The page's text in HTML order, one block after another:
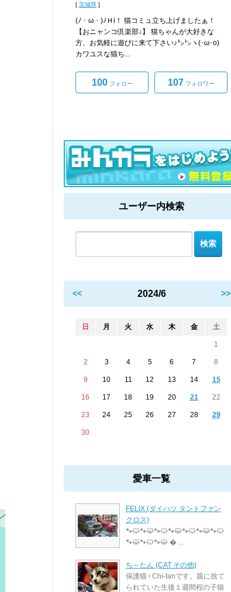
[ 茨城県 ]
(ﾉ・ω・)ﾉＨi！ 猫コミュ立ち上げましたぁ！
【おニャンコ倶楽部↓】 猫ちゃんが大好きな
方、お気軽に遊びに来て下さい♪㌧㌧ヽ(･ω･o)
カワユスな猫ち...
100フォロー 107 フォロワー
ユーザー内検索
<< 2024/6 >>
日 月 火 水 木 金 土
1
2 3 4 5 6 7 8
9 10 11 12 13 14 15
16 17 18 19 20 21 22
23 24 25 26 27 28 29
30
愛車一覧
FELIX (ダイハツ タントファン
クロス)
🐾🐱🐾😺🐾🐱🐾😺🐾🐱🐾😺🐾🐱
🐾😺🐾🐱🐾😺 � ...
ち～たん (CAT その他)
保護猫♀Chi-tanです。親に捨て
られていた生後１週間程の子猫